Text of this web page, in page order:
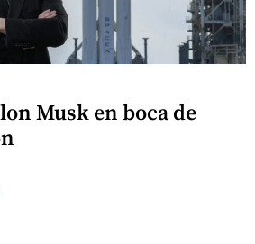
Musk en boca de